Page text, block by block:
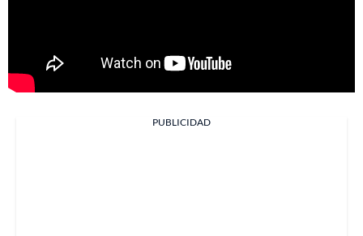
PUBLICIDAD